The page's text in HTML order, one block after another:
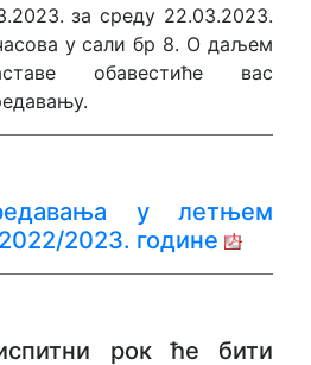
за среду 22.03.2023.
у сали бр 8. О даљем
обавестиће вас
у летњем
2023. године
рок ће бити